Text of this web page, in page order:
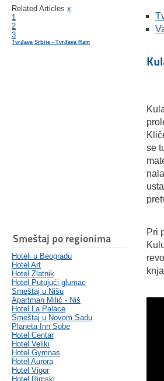
Related Articles x
1
2
3
Tvrđave Srbije - Tvrđava Ram
Smeštaj po regionima
Hoteli u Beogradu
Hotel Art
Hotel Zlatnik
Hotel Putujući glumac
Smeštaj u Nišu
Apartman Milić - Niš
Hotel La Palace
Smeštaj u Novom Sadu
Planeta Inn Sobe
Hotel Centar
Hotel Veliki
Hotel Gymnas
Hotel Aurora
Hotel Vigor
Hotel Rimski
se
Pri